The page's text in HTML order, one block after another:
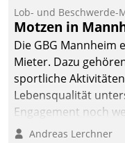
Lob- und Beschwerde-
Motzen in
Die GBG Mannheim
Mieter. Dazu
sportliche
Lebensqualität
Engagement noch
von Beschwerden –
Andreas Lerchner